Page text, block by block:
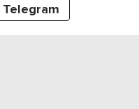
Telegram